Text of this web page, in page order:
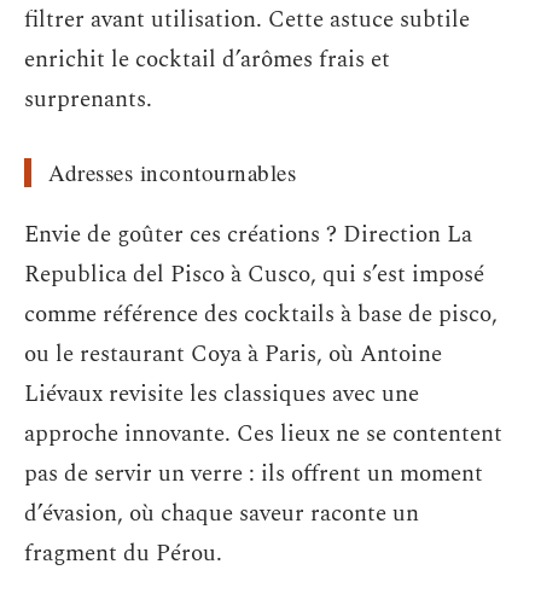
filtrer avant utilisation. Cette astuce subtile
enrichit le cocktail d’arômes frais et
surprenants.
Adresses incontournables
Envie de goûter ces créations ? Direction La
Republica del Pisco à Cusco, qui s’est imposé
comme référence des cocktails à base de pisco,
ou le restaurant Coya à Paris, où Antoine
Liévaux revisite les classiques avec une
approche innovante. Ces lieux ne se contentent
pas de servir un verre : ils offrent un moment
d’évasion, où chaque saveur raconte un
fragment du Pérou.